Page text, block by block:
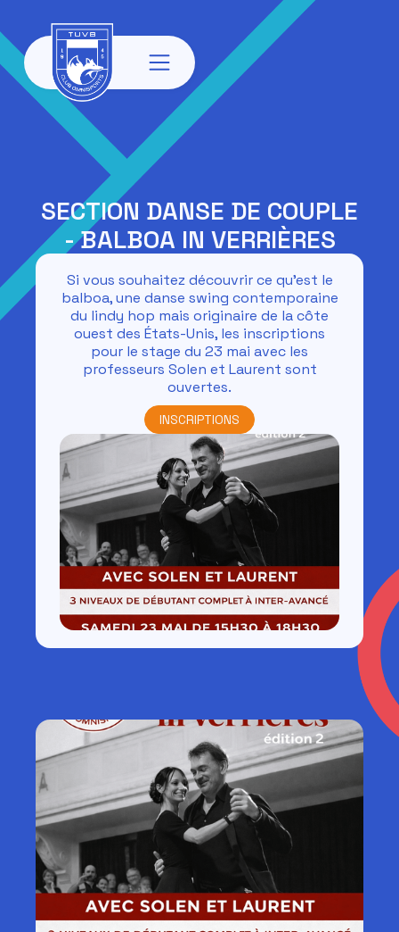
SECTION DANSE DE COUPLE
- BALBOA IN VERRIÈRES
Si vous souhaitez découvrir ce qu'est le
balboa, une danse swing contemporaine
du lindy hop mais originaire de la côte
ouest des États-Unis, les inscriptions
pour le stage du 23 mai avec les
professeurs Solen et Laurent sont
ouvertes.
INSCRIPTIONS